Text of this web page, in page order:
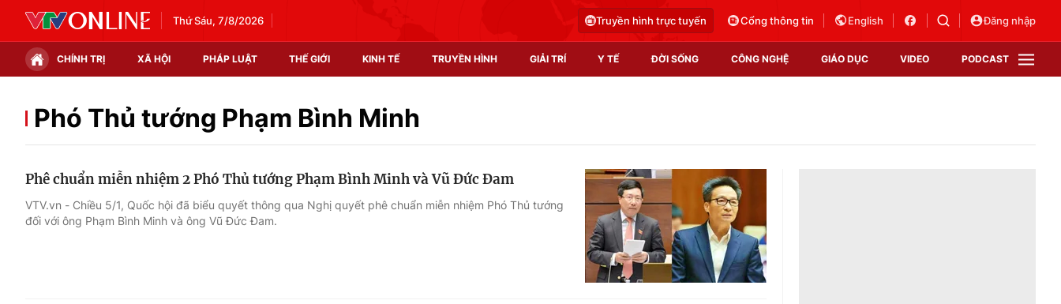
Thứ Sáu, 7/8/2026 Truyền hình trực tuyến Cổng thông tin English Đăng nhập
CHÍNH TRỊ XÃ HỘI PHÁP LUẬT THẾ GIỚI KINH TẾ TRUYỀN HÌNH GIẢI TRÍ Y TẾ ĐỜI SỐNG CÔNG NGHỆ GIÁO DỤC VIDEO PODCAST
Chính trị Xã hội
Thế giới đó đây
Thị trường
Video
Shorts video
Podcast
EMagazine
VTV Sức khoẻ
Phó Thủ tướng Phạm Bình Minh
Phê chuẩn miễn nhiệm 2 Phó Thủ tướng Phạm Bình Minh và Vũ Đức Đam
VTV.vn - Chiều 5/1, Quốc hội đã biểu quyết thông qua Nghị quyết phê chuẩn miễn nhiệm Phó Thủ tướng
đối với ông Phạm Bình Minh và ông Vũ Đức Đam.